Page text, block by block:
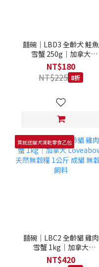
囍碗｜LBD3 全齡犬 鮭魚
雪蟹 250g｜加拿大
Loveabowl 天然無穀糧
250克 成犬 無穀狗飼料
NT$180
NT$225 8折
買就送貓犬凍乾零食乙包
囍碗｜LBC2 全齡貓 雞肉
雪蟹 1kg｜加拿大
Loveabowl 天然無穀糧 1
NT$420